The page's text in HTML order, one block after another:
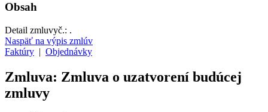
Obsah
Detail zmluvyč.: .
Naspäť na výpis zmlúv
Faktúry | Objednávky
Zmluva: Zmluva o uzatvorení budúcej
zmluvy